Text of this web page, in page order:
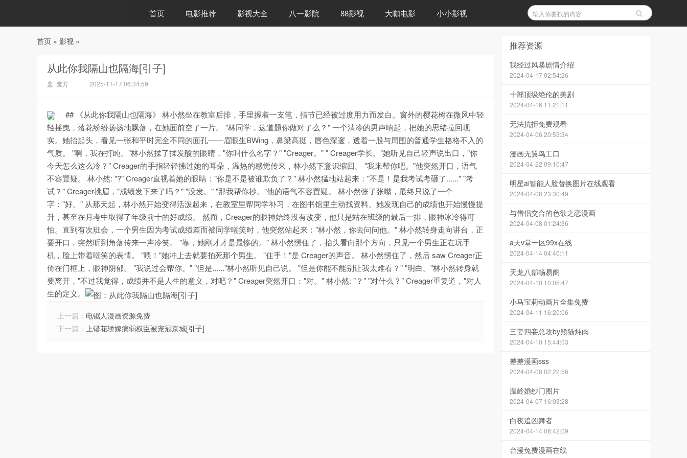
首页 电影推荐 影视大全 八一影院 88影视 大咖电影 小小影视
首页 » 影视 »
从此你我隔山也隔海[引子]
魔方 2025-11-17 06:34:59
## 《从此你我隔山也隔海》 林小然坐在教室后排，手里握着一支笔，指节已经被过度用力而发白。窗外的樱花树在微风中轻
轻摇曳，落花纷纷扬扬地飘落，在她面前空了一片。 "林同学，这道题你做对了么？" 一个清冷的男声响起，把她的思绪拉回现
实。她抬起头，看见一张和平时完全不同的面孔——眉眼生BWing，鼻梁高挺，唇色深邃，透着一股与周围的普通学生格格不入的
气质。 "啊，我在打盹。"林小然揉了揉发酸的眼睛，"你叫什么名字？" "Creager。" " Creager学长。"她听见自己轻声说出口，"你
今天怎么这么冷？" Creager的手指轻轻拂过她的耳朵，温热的感觉传来，林小然下意识缩回。 "我来帮你吧。"他突然开口，语气
不容置疑。 林小然: "?" Creager直视着她的眼睛："你是不是被谁欺负了？" 林小然猛地站起来："不是！是我考试考砸了......" "考
试？" Creager挑眉，"成绩发下来了吗？" "没发。" "那我帮你抄。"他的语气不容置疑。 林小然张了张嘴，最终只说了一个
字："好。" 从那天起，林小然开始变得活泼起来，在教室里帮同学补习，在图书馆里主动找资料。她发现自己的成绩也开始慢慢提
升，甚至在月考中取得了年级前十的好成绩。 然而，Creager的眼神始终没有改变，他只是站在班级的最后一排，眼神冰冷得可
怕。直到有次班会，一个男生因为考试成绩差而被同学嘲笑时，他突然站起来："林小然，你去问问他。" 林小然转身走向讲台，正
要开口，突然听到角落传来一声冷笑。 "靠，她刚才才是最惨的。" 林小然愣住了，抬头看向那个方向，只见一个男生正在玩手
机，脸上带着嘲笑的表情。 "喂！"她冲上去就要拍死那个男生。 "住手！"是 Creager的声音。 林小然愣住了，然后 saw Creager正
倚在门框上，眼神阴郁。 "我说过会帮你。" "但是......"林小然听见自己说。 "但是你能不能别让我太难看？" "明白。"林小然转身就
要离开，"不过我觉得，成绩并不是人生的意义，对吧？" Creager突然开口："对。" 林小然: "？" "对什么？" Creager重复道，"对人
生的定义。
上一篇： 电锯人漫画资源免费
下一篇： 上错花轿嫁病弱权臣被宠冠京城[引子]
推荐资源
我经过风暴剧情介绍
2024-04-17 02:54:26
十部顶级绝伦的美剧
2024-04-16 11:21:11
无法抗拒免费观看
2024-04-06 20:53:34
漫画无翼鸟工口
2024-04-22 09:10:47
明星ai智能人脸替换图片在线观看
2024-04-08 23:30:49
与僧侣交合的色欲之恋漫画
2024-04-08 01:24:36
a天v堂一区99x在线
2024-04-14 04:40:11
天龙八部畅易阁
2024-04-10 10:05:47
小马宝莉动画片全集免费
2024-04-11 16:20:06
三妻四妾总攻by熊猫炖肉
2024-04-10 15:44:03
差差漫画sss
2024-04-08 02:22:56
温岭婚纱门图片
2024-04-07 16:03:28
白夜追凶舞者
2024-04-14 08:42:09
台漫免费漫画在线